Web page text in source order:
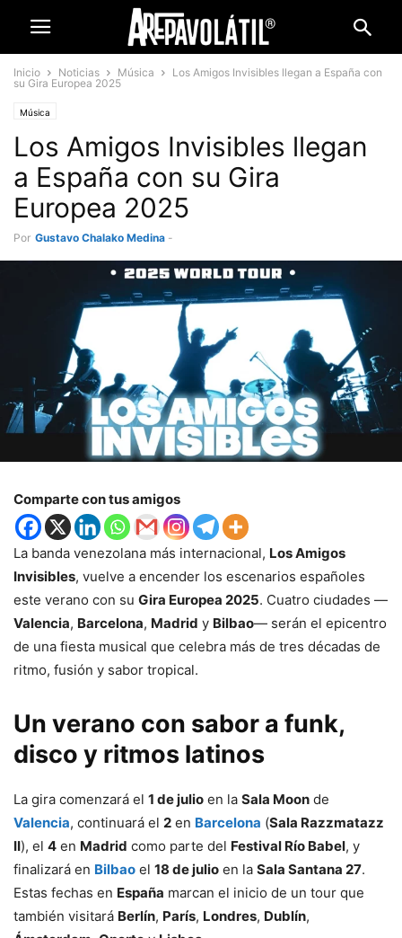
Inicio Noticias Música
Los Amigos Invisibles llegan a España con
su Gira Europea 2025
Música
Los Amigos Invisibles llegan
a España con su Gira
Europea 2025
Por Gustavo Chalako Medina -
Comparte con tus amigos
La banda venezolana más internacional, Los Amigos
Invisibles, vuelve a encender los escenarios españoles
este verano con su Gira Europea 2025. Cuatro ciudades —
Valencia, Barcelona, Madrid y Bilbao— serán el epicentro
de una fiesta musical que celebra más de tres décadas de
ritmo, fusión y sabor tropical.
Un verano con sabor a funk,
disco y ritmos latinos
La gira comenzará el 1 de julio en la Sala Moon de
Valencia, continuará el 2 en Barcelona (Sala Razzmatazz
II), el 4 en Madrid como parte del Festival Río Babel, y
finalizará en Bilbao el 18 de julio en la Sala Santana 27.
Estas fechas en España marcan el inicio de un tour que
también visitará Berlín, París, Londres, Dublín,